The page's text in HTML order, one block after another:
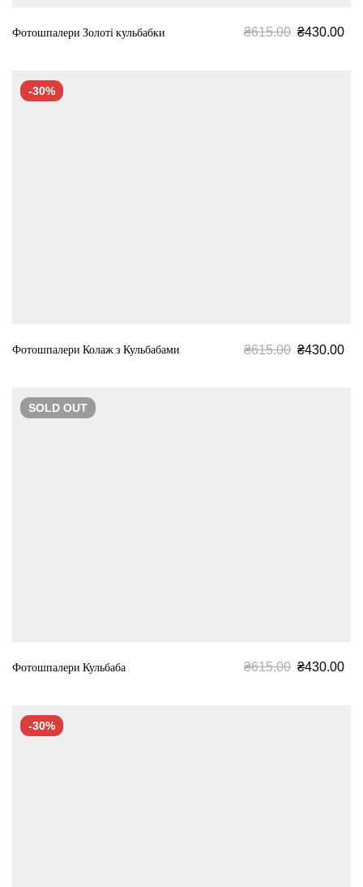
Фотошпалери Золоті кульбабки ₴615.00 ₴430.00
-30%
Фотошпалери Колаж з Кульбабами ₴615.00 ₴430.00
SOLD OUT
Фотошпалери Кульбаба ₴615.00 ₴430.00
-30%